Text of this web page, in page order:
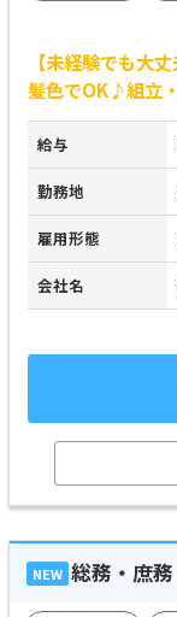
【未経験でも大
髪色でOK♪組立
給与
勤務地
雇用形態
会社名
NEW 総務・庶